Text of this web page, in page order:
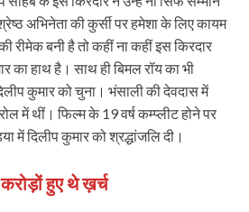
अभिनेता की कुर्सी पर हमेशा के लिए कायम
रीमेक बनी है तो कहीं ना कहीं इस किरदार
का हाथ है। साथ ही बिमल रॉय का भी
कुमार को चुना। भंसाली की देवदास में
रोल में थीं। फिल्‍म के 19 वर्ष कम्प्लीट होने पर
में दिलीप कुमार को श्रद्धांजलि दी।
हुए थे ख़र्च